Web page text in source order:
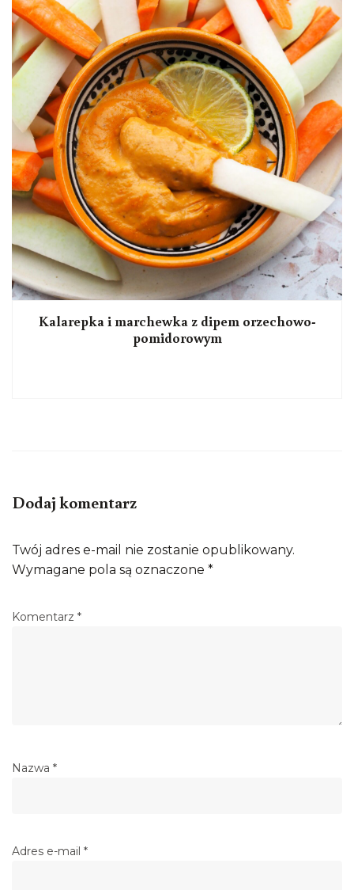
Kalarepka i marchewka z dipem orzechowo-
pomidorowym
Dodaj komentarz
Twój adres e-mail nie zostanie opublikowany.
Wymagane pola są oznaczone *
Komentarz *
Nazwa *
Adres e-mail *